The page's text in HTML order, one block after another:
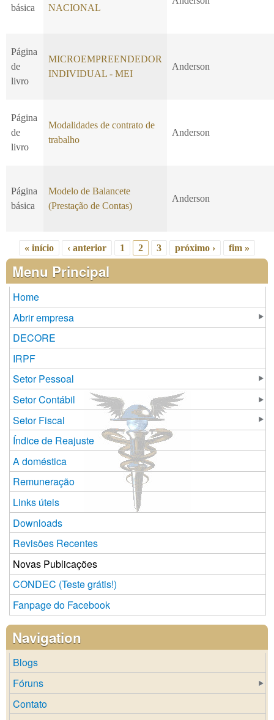
básica NACIONAL
Página
de
livro
MICROEMPREENDEDOR
INDIVIDUAL - MEI
Anderson
Página
de
livro
Modalidades de contrato de
trabalho
Anderson
Página
básica
Modelo de Balancete
(Prestação de Contas)
Anderson
Páginas
« início ‹ anterior 1 2 3 próximo › fim »
Menu Principal
Home
Abrir empresa
DECORE
IRPF
Setor Pessoal
Setor Contábil
Setor Fiscal
Índice de Reajuste
A doméstica
Remuneração
Links úteis
Downloads
Revisões Recentes
Novas Publicações
CONDEC (Teste grátis!)
Fanpage do Facebook
Navigation
Blogs
Fóruns
Contato